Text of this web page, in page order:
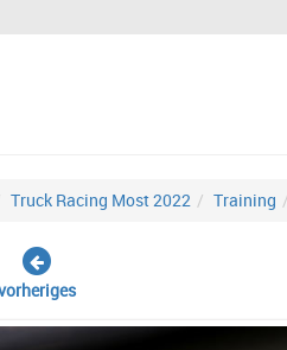
Truck Racing Most 2022 Training